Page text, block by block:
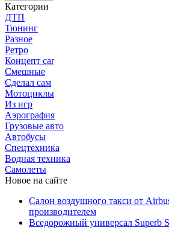
Категории
ДТП
Тюнинг
Разное
Ретро
Концепт car
Смешные
Сделал сам
Мотоциклы
Из игр
Аэрография
Грузовые авто
Автобусы
Спецтехника
Водная техника
Самолеты
Новое на сайте
Салон воздушного такси от
производителем
Вседорожный универсал Superb